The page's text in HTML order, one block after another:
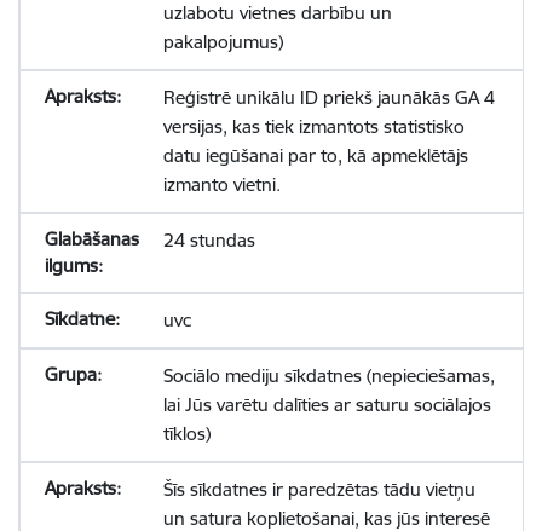
uzlabotu vietnes darbību un
pakalpojumus)
Reģistrē unikālu ID priekš jaunākās GA 4
versijas, kas tiek izmantots statistisko
datu iegūšanai par to, kā apmeklētājs
izmanto vietni.
24 stundas
uvc
Sociālo mediju sīkdatnes (nepieciešamas,
lai Jūs varētu dalīties ar saturu sociālajos
tīklos)
Šīs sīkdatnes ir paredzētas tādu vietņu
un satura koplietošanai, kas jūs interesē